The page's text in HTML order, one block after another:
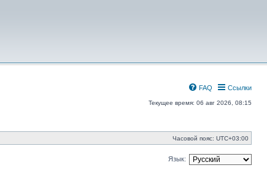
Ссылки
FAQ
Текущее время: 06 авг 2026, 08:15
Часовой пояс: UTC+03:00
Язык: